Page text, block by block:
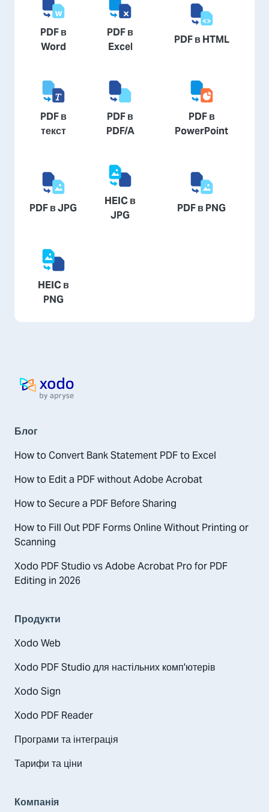
PDF в
Word
PDF в
Excel
PDF в HTML
PDF в
текст
PDF в
PDF/A
PDF в
PowerPoint
PDF в JPG
HEIC в
JPG
PDF в PNG
HEIC в
PNG
Домашня сторінка
Блог
How to Convert Bank Statement PDF to Excel
How to Edit a PDF without Adobe Acrobat
How to Secure a PDF Before Sharing
How to Fill Out PDF Forms Online Without Printing or
Scanning
Xodo PDF Studio vs Adobe Acrobat Pro for PDF
Editing in 2026
Продукти
Xodo Web
Xodo PDF Studio для настільних комп'ютерів
Xodo Sign
Xodo PDF Reader
Програми та інтеграція
Тарифи та ціни
Компанія